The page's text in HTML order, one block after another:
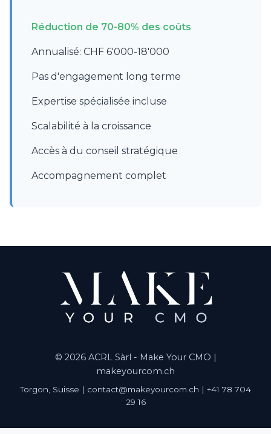
Réduction de 70-80% des coûts
Annualisé: CHF 6'000-18'000
Pas d'engagement long terme
Expertise spécialisée incluse
Scalabilité à la croissance
Accès à du conseil stratégique
Accompagnement complet
© 2026 ACRL Sàrl - Make Your CMO |
makeyourcom.ch
Torgon, Suisse | contact@makeyourcom.ch | +41 78 704
29 16